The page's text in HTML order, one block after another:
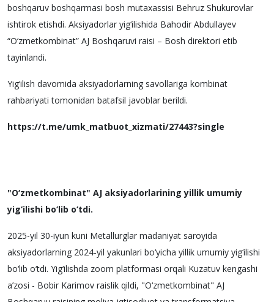
boshqaruv boshqarmasi bosh mutaxassisi Behruz Shukurovlar
ishtirok etishdi. Aksiyadorlar yig‘ilishida Bahodir Abdullayev
“O‘zmetkombinat” AJ Boshqaruvi raisi – Bosh direktori etib
tayinlandi.
Yig‘ilish davomida aksiyadorlarning savollariga kombinat
rahbariyati tomonidan batafsil javoblar berildi.
https://t.me/umk_matbuot_xizmati/27443?single
"O‘zmetkombinat" AJ aksiyadorlarining yillik umumiy
yig‘ilishi bo‘lib o‘tdi.
2025-yil 30-iyun kuni Metallurglar madaniyat saroyida
aksiyadorlarning 2024-yil yakunlari bo‘yicha yillik umumiy yig‘ilishi
bo‘lib o‘tdi. Yig‘ilishda zoom platformasi orqali Kuzatuv kengashi
a’zosi - Bobir Karimov raislik qildi, "O‘zmetkombinat" AJ